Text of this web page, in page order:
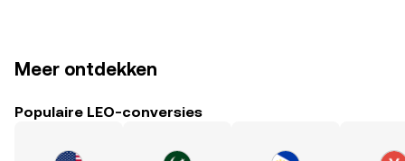
Meer ontdekken
Populaire LEO-conversies